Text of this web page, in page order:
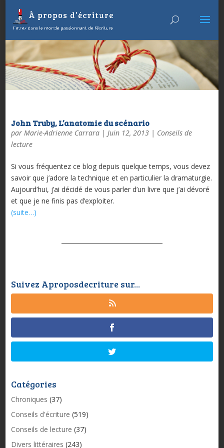
John Truby, L’anatomie du scénario
par Marie-Adrienne Carrara| Juin 12, 2013| Conseils de
lecture
Si vous fréquentez ce blog depuis quelque temps, vous devez
savoir que j’adore la technique et en particulier la dramaturgie.
Aujourd’hui, j’ai décidé de vous parler d’un livre que j’ai dévoré
et que je ne finis pas d’exploiter.
(suite…)
Suivez Aproposdecriture sur...
Catégories
Chroniques (37)
Conseils d'écriture (519)
Conseils de lecture (37)
Divers littéraires (243)